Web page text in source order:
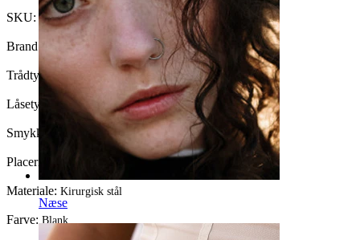
Næse
SKU:Dermal-25
Brand: Bodymod Care
Trådtykkelse: 1,2 mm (Passer til 1,6 mm dermals)
Låsetype: Udvendigt gevind
Smykketype: Dermal top
Placering:
Materiale: Kirurgisk stål
Farve: Blank